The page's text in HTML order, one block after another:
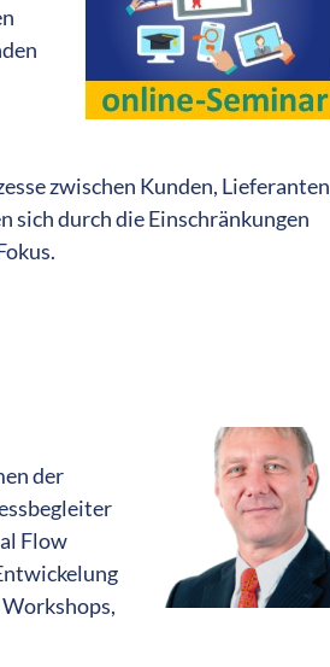
zwischen Kunden, Lieferanten
sich durch die Einschränkungen
der
Flow